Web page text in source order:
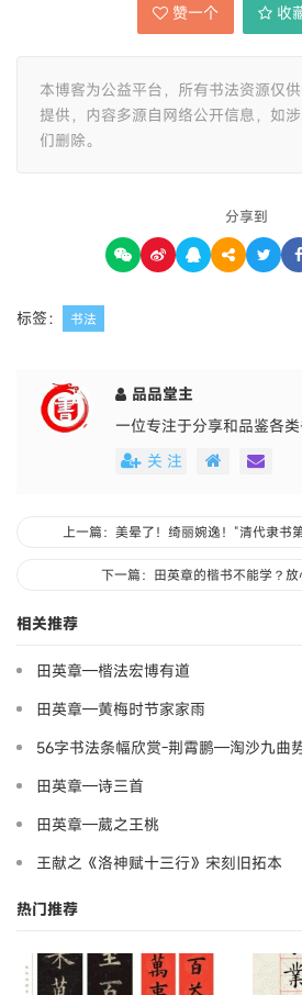
赞一个 收
本博客为公益平台，所有书法资源仅
提供，内容多源自网络公开信息，如
们删除。
分享到
标签： 书法
品品堂主
一位专注于分享和品鉴各
关 注
上一篇：美晕了！绮丽婉逸！“清代隶书
下一篇：田英章的楷书不能学？
相关推荐
田英章—楷法宏博有道
田英章—黄梅时节家家雨
56字书法条幅欣赏-荆霄鹏—淘沙九曲
田英章—诗三首
田英章—葳之王桃
王献之《洛神赋十三行》宋刻旧拓本
热门推荐